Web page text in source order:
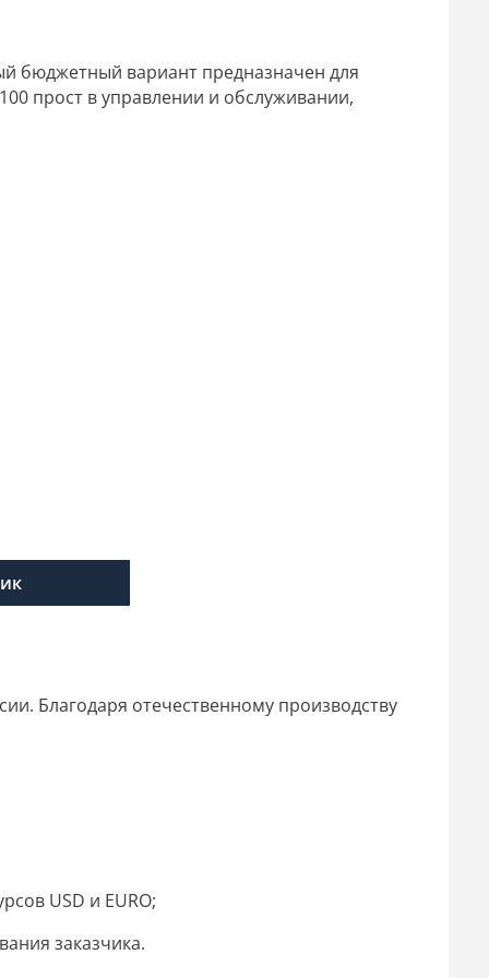
бюджетный вариант предназначен для
прост в управлении и обслуживании,
Благодаря отечественному производству
USD и EURO;
заказчика.